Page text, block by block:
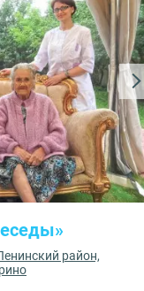
район,